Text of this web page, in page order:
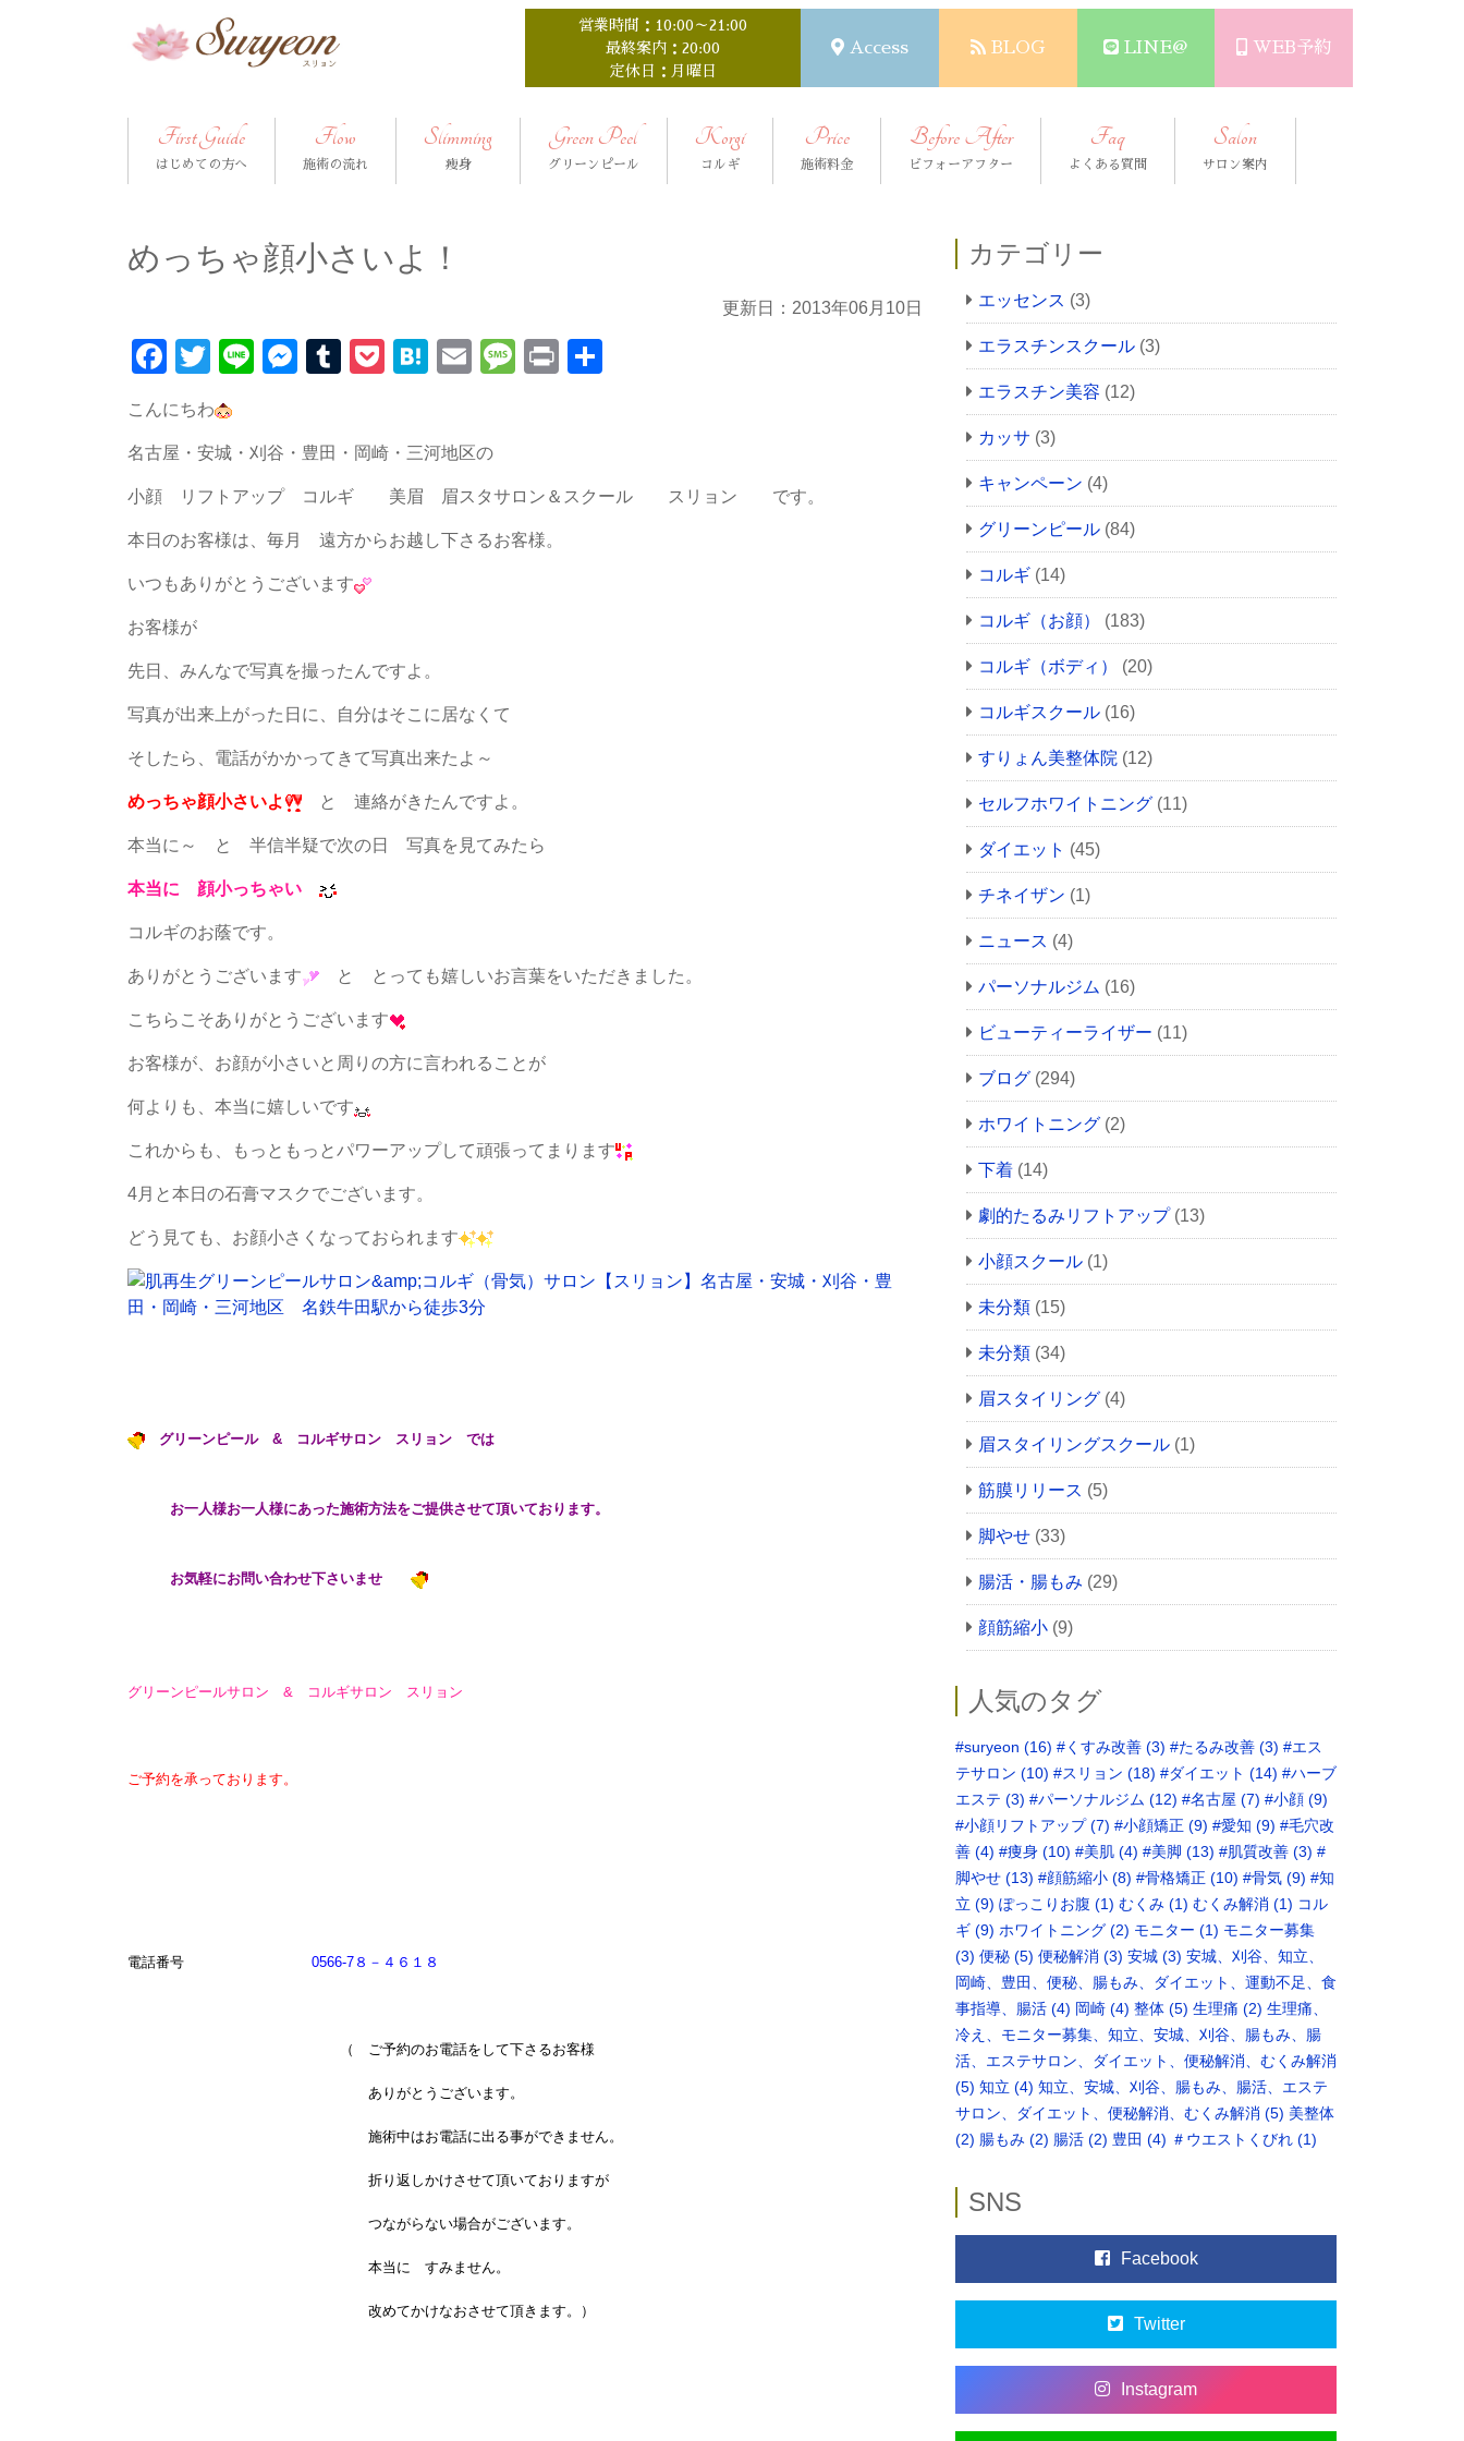
営業時間：10:00～21:00
最終案内：20:00
定休日：月曜日
Access BLOG LINE@ WEB予約
First Guide
はじめての方へ
Flow
施術の流れ
Slimming
痩身
Green Peel
グリーンピール
Korgi
コルギ
Price
施術料金
Before After
ビフォーアフター
Faq
よくある質問
Salon
サロン案内
めっちゃ顔小さいよ！
更新日：2013年06月10日
Facebook
TwitterLineMessenger
Tumblr
Pocket
Hatena
EmailMessage
Print
こんにちわ
名古屋・安城・刈谷・豊田・岡崎・三河地区の
小顔 リフトアップ コルギ 美眉 眉スタサロン＆スクール スリョン です。
本日のお客様は、毎月 遠方からお越し下さるお客様。
いつもありがとうございます
お客様が
先日、みんなで写真を撮ったんですよ。
写真が出来上がった日に、自分はそこに居なくて
そしたら、電話がかかってきて写真出来たよ～
めっちゃ顔小さいよ と 連絡がきたんですよ。
本当に～ と 半信半疑で次の日 写真を見てみたら
本当に 顔小っちゃい
コルギのお蔭です。
ありがとうございます と とっても嬉しいお言葉をいただきました。
こちらこそありがとうございます
お客様が、お顔が小さいと周りの方に言われることが
何よりも、本当に嬉しいです
これからも、もっともっとパワーアップして頑張ってまります
4月と本日の石膏マスクでございます。
どう見ても、お顔小さくなっておられます
グリーンピール & コルギサロン スリョン では
お一人様お一人様にあった施術方法をご提供させて頂いております。
お気軽にお問い合わせ下さいませ
グリーンピールサロン & コルギサロン スリョン
ご予約を承っております。
電話番号 0566-7８－４６１８
（ ご予約のお電話をして下さるお客様
ありがとうございます。
施術中はお電話に出る事ができません。
折り返しかけさせて頂いておりますが
つながらない場合がございます。
本当に すみません。
改めてかけなおさせて頂きます。）
カテゴリー
エッセンス (3)
エラスチンスクール (3)
エラスチン美容 (12)
カッサ (3)
キャンペーン (4)
グリーンピール (84)
コルギ (14)
コルギ（お顔） (183)
コルギ（ボディ） (20)
コルギスクール (16)
すりょん美整体院 (12)
セルフホワイトニング (11)
ダイエット (45)
チネイザン (1)
ニュース (4)
パーソナルジム (16)
ビューティーライザー (11)
ブログ (294)
ホワイトニング (2)
下着 (14)
劇的たるみリフトアップ(13)
小顔スクール (1)
未分類 (15)
未分類 (34)
眉スタイリング (4)
眉スタイリングスクール (1)
筋膜リリース (5)
脚やせ (33)
腸活・腸もみ (29)
顔筋縮小 (9)
人気のタグ
#suryeon (16) #くすみ改善 (3) #たるみ改善 (3) #エス
テサロン (10) #スリョン (18) #ダイエット (14) #ハーブ
エステ (3) #パーソナルジム (12) #名古屋 (7) #小顔 (9)
#小顔リフトアップ(7) #小顔矯正 (9) #愛知 (9) #毛穴改
善 (4) #痩身 (10) #美肌 (4) #美脚 (13) #肌質改善 (3) #
脚やせ (13) #顔筋縮小 (8) #骨格矯正‬ (10) #骨気 (9) ‪#知
立 (9) ぽっこりお腹 (1) むくみ (1) むくみ解消 (1) コル
ギ (9) ホワイトニング (2) モニター (1) モニター募集
(3) 便秘 (5) 便秘解消 (3) 安城 (3) 安城、刈谷、知立、
岡崎、豊田、便秘、腸もみ、ダイエット、運動不足、食
事指導、腸活 (4) 岡崎 (4) 整体 (5) 生理痛 (2) 生理痛、
冷え、モニター募集、知立、安城、刈谷、腸もみ、腸
活、エステサロン、ダイエット、便秘解消、むくみ解消
(5) 知立 (4) 知立、安城、刈谷、腸もみ、腸活、エステ
サロン、ダイエット、便秘解消、むくみ解消 (5) 美整体
(2) 腸もみ (2) 腸活 (2) 豊田 (4) ＃ウエストくびれ (1)
SNS
Facebook
Twitter
Instagram